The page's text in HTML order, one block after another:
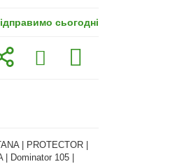
сьогодні
| PROTECTOR |
Dominator 105 |